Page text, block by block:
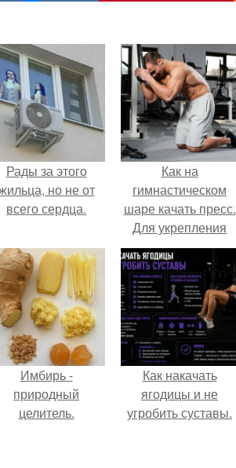
Рады за этого
но не от
всего сердца.
Как на
гимнастическом
шаре качать пресс.
Для укрепления
всех мышц пресса
Имбирь -
природный
целитель.
Как накачать
ягодицы и не
угробить суставы.